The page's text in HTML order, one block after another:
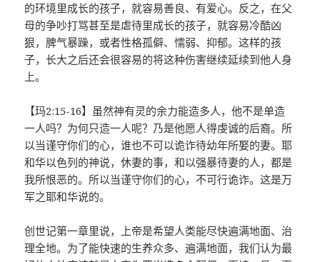
的环境里成长的孩子，就容易善良、有爱心。反之，在父
母的争吵打骂甚至是虐待里成长的孩子，就容易冷酷凶
狠，脾气暴躁，或者性格孤僻、懦弱、抑郁。这样的孩
子，长大之后还会很容易的将这种伤害继续延续到他人身
上。
【玛2:15-16】虽然神有灵的余力能造多人，他不是单造
一人吗？为何只造一人呢？乃是他愿人得虔诚的后裔。所
以当谨守你们的心，谁也不可以诡诈待幼年所娶的妻。耶
和华以色列的神说，休妻的事，和以强暴待妻的人，都是
我所恨恶的。所以当谨守你们的心，不可行诡诈。这是万
军之耶和华说的。
创世记第一章里说，上帝是希望人类能尽快遍满地面、治
理全地。为了能快速的生养众多、遍满地面，我们认为最